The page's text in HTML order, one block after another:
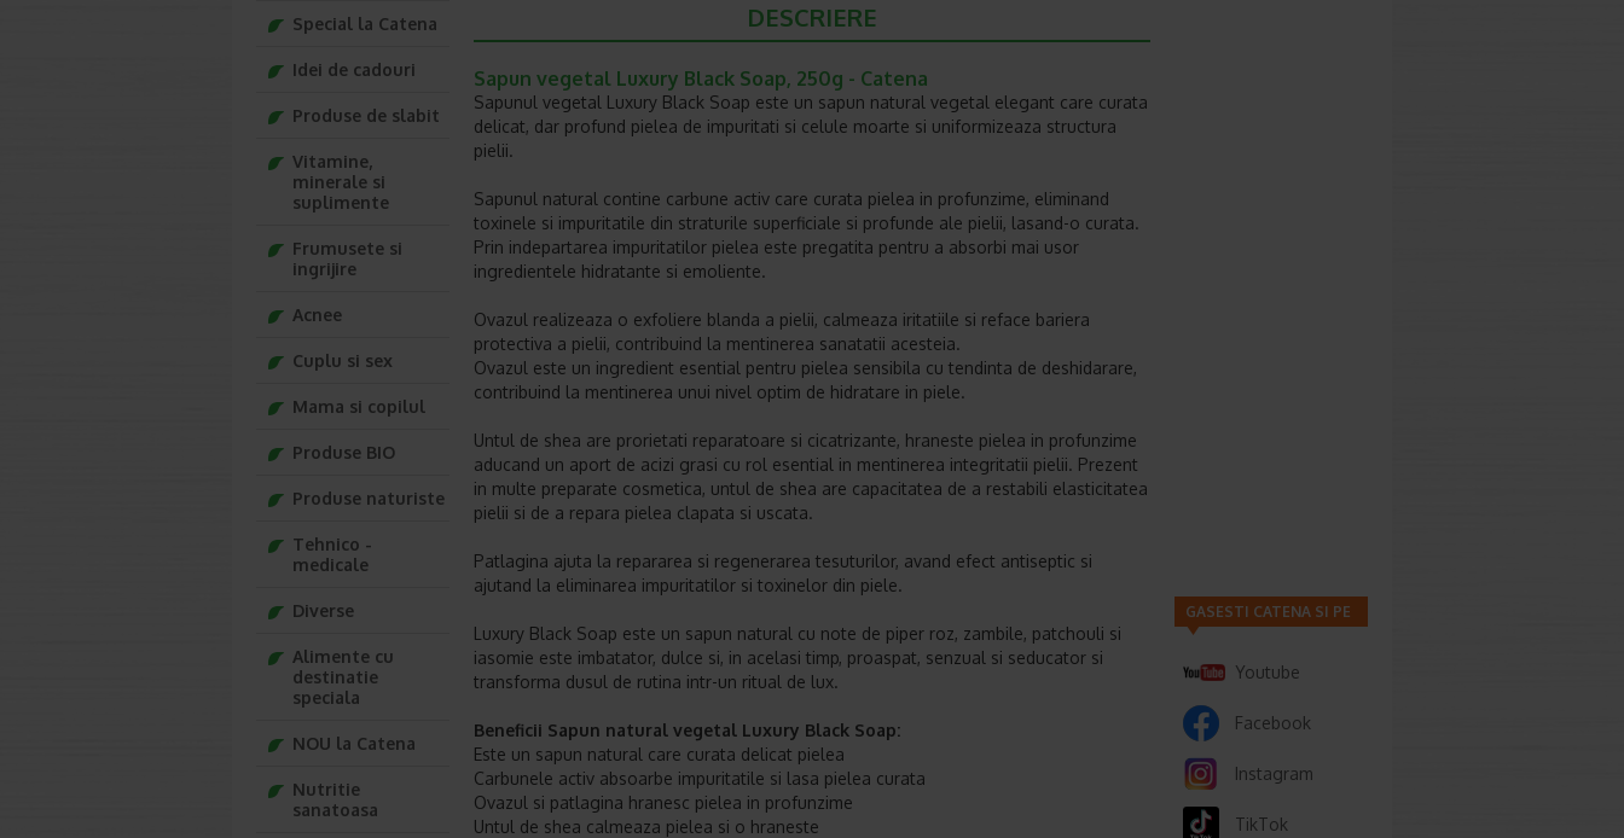
DESCRIERE
Sapun vegetal Luxury Black Soap, 250g - Catena
Sapunul vegetal Luxury Black Soap este un sapun natural vegetal elegant care curata
delicat, dar profund pielea de impuritati si celule moarte si uniformizeaza structura
pielii.
Sapunul natural contine carbune activ care curata pielea in profunzime, eliminand
toxinele si impuritatile din straturile superficiale si profunde ale pielii, lasand-o curata.
Prin indepartarea impuritatilor pielea este pregatita pentru a absorbi mai usor
ingredientele hidratante si emoliente.
Ovazul realizeaza o exfoliere blanda a pielii, calmeaza iritatiile si reface bariera
protectiva a pielii, contribuind la mentinerea sanatatii acesteia.
Ovazul este un ingredient esential pentru pielea sensibila cu tendinta de deshidarare,
contribuind la mentinerea unui nivel optim de hidratare in piele.
Untul de shea are prorietati reparatoare si cicatrizante, hraneste pielea in profunzime
aducand un aport de acizi grasi cu rol esential in mentinerea integritatii pielii. Prezent
in multe preparate cosmetica, untul de shea are capacitatea de a restabili elasticitatea
pielii si de a repara pielea clapata si uscata.
Patlagina ajuta la repararea si regenerarea tesuturilor, avand efect antiseptic si
ajutand la eliminarea impuritatilor si toxinelor din piele.
Luxury Black Soap este un sapun natural cu note de piper roz, zambile, patchouli si
iasomie este imbatator, dulce si, in acelasi timp, proaspat, senzual si seducator si
transforma dusul de rutina intr-un ritual de lux.
Beneficii Sapun natural vegetal Luxury Black Soap:
Este un sapun natural care curata delicat pielea
Carbunele activ absoarbe impuritatile si lasa pielea curata
Ovazul si patlagina hranesc pielea in profunzime
Untul de shea calmeaza pielea si o hraneste
Special la Catena
Idei de cadouri
Produse de slabit
Vitamine,
minerale si
suplimente
Frumusete si
ingrijire
Acnee
Cuplu si sex
Mama si copilul
Produse BIO
Produse naturiste
Tehnico -
medicale
Diverse
Alimente cu
destinatie
speciala
NOU la Catena
Nutritie
sanatoasa
GASESTI CATENA SI PE
Youtube
Facebook
Instagram
TikTok